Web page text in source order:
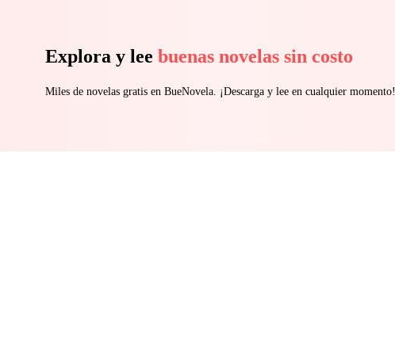
Explora y lee buenas novelas sin costo
Miles de novelas gratis en BueNovela. ¡Descarga y lee en cualquier momento!